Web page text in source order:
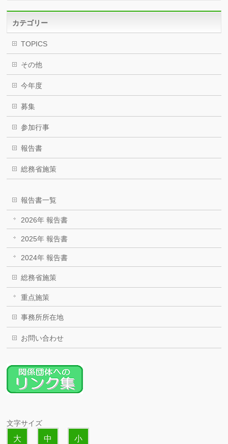
カテゴリー
TOPICS
その他
今年度
募集
参加行事
報告書
総務省施策
報告書一覧
2026年 報告書
2025年 報告書
2024年 報告書
総務省施策
重点施策
事務所所在地
お問い合わせ
文字サイズ
大 中 小